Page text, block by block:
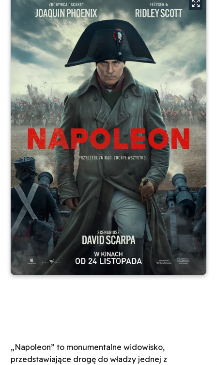
„Napoleon” to monumentalne widowisko,
przedstawiające drogę do władzy jednej z